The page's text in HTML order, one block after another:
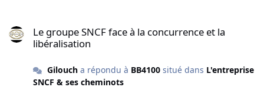
Le groupe SNCF face à la concurrence et la
libéralisation
Giloucha répondu à BB4100situé dans L'entreprise
SNCF & ses cheminots